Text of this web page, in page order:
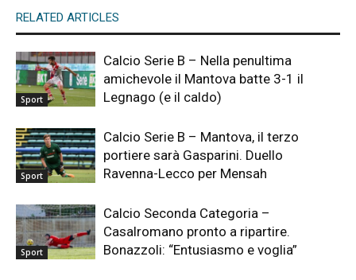
RELATED ARTICLES
Sport
Calcio Serie B – Nella penultima
amichevole il Mantova batte 3-1 il
Legnago (e il caldo)
Sport
Calcio Serie B – Mantova, il terzo
portiere sarà Gasparini. Duello
Ravenna-Lecco per Mensah
Sport
Calcio Seconda Categoria –
Casalromano pronto a ripartire.
Bonazzoli: “Entusiasmo e voglia”